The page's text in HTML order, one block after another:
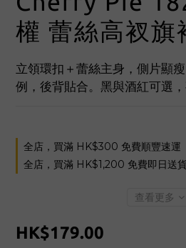
權 蕾絲高衩旗
立領環扣＋蕾絲主身，側片顯
例，後背貼合。黑與酒紅可選，
全店，買滿 HK$300 免費順豐速運
全店，買滿 HK$1,200 免費即日送
查看更多
HK$179.00